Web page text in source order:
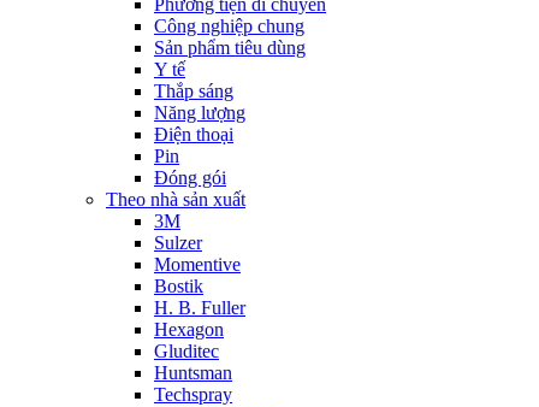
Phương tiện di chuyển
Công nghiệp chung
Sản phẩm tiêu dùng
Y tế
Thắp sáng
Năng lượng
Điện thoại
Pin
Đóng gói
Theo nhà sản xuất
3M
Sulzer
Momentive
Bostik
H. B. Fuller
Hexagon
Gluditec
Huntsman
Techspray